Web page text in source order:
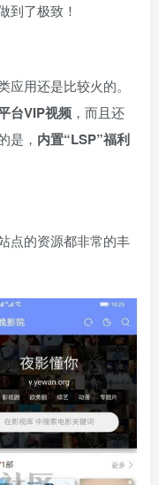
到了极致！
用还是比较火的。
台VIP视频 ，而且还
是， 内置“LSP”福利
点的资源都非常的丰